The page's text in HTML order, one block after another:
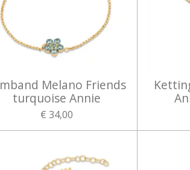
Melano Friends
turquoise Annie
€ 34,00